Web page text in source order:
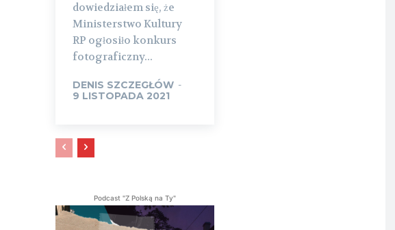
dowiedziałem się, że
Ministerstwo Kultury
RP ogłosiło konkurs
fotograficzny...
DENIS SZCZEGŁÓW -
9 LISTOPADA 2021
Podcast "Z Polską na Ty"